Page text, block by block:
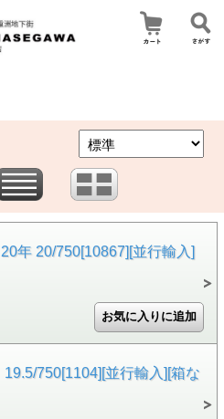
年 20/750[10867][並行輸入]
750[1104][並行輸入][箱な